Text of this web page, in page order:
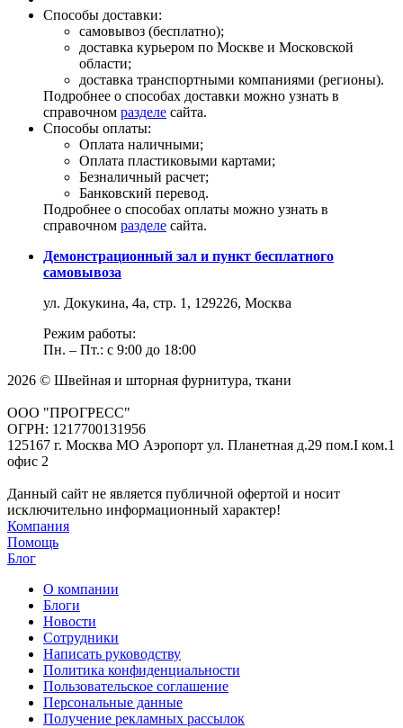
Способы доставки:
самовывоз (бесплатно);
доставка курьером по Москве и Московской
области;
доставка транспортными компаниями (регионы).
Подробнее о способах доставки можно узнать в
справочном разделе сайта.
Способы оплаты:
Оплата наличными;
Оплата пластиковыми картами;
Безналичный расчет;
Банковский перевод.
Подробнее о способах оплаты можно узнать в
справочном разделе сайта.
Демонстрационный зал и пункт бесплатного
самовывоза
ул. Докукина, 4а, стр. 1, 129226, Москва
Режим работы:
Пн. – Пт.: с 9:00 до 18:00
2026 © Швейная и шторная фурнитура, ткани
ООО "ПРОГРЕСС"
ОГРН: 1217700131956
125167 г. Москва МО Аэропорт ул. Планетная д.29 пом.I ком.1
офис 2
Данный сайт не является публичной офертой и носит
исключительно информационный характер!
Компания
Помощь
Блог
О компании
Блоги
Новости
Сотрудники
Написать руководству
Политика конфиденциальности
Пользовательское соглашение
Персональные данные
Получение рекламных рассылок